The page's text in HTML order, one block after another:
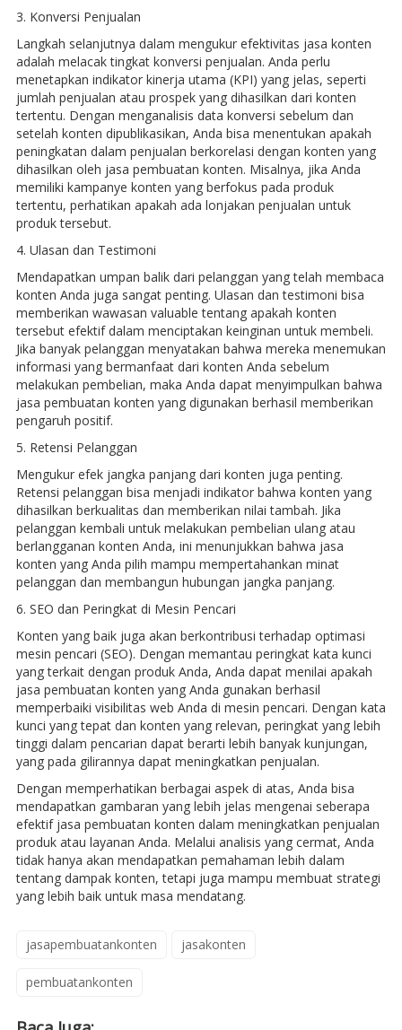
3. Konversi Penjualan
Langkah selanjutnya dalam mengukur efektivitas jasa konten
adalah melacak tingkat konversi penjualan. Anda perlu
menetapkan indikator kinerja utama (KPI) yang jelas, seperti
jumlah penjualan atau prospek yang dihasilkan dari konten
tertentu. Dengan menganalisis data konversi sebelum dan
setelah konten dipublikasikan, Anda bisa menentukan apakah
peningkatan dalam penjualan berkorelasi dengan konten yang
dihasilkan oleh jasa pembuatan konten. Misalnya, jika Anda
memiliki kampanye konten yang berfokus pada produk
tertentu, perhatikan apakah ada lonjakan penjualan untuk
produk tersebut.
4. Ulasan dan Testimoni
Mendapatkan umpan balik dari pelanggan yang telah membaca
konten Anda juga sangat penting. Ulasan dan testimoni bisa
memberikan wawasan valuable tentang apakah konten
tersebut efektif dalam menciptakan keinginan untuk membeli.
Jika banyak pelanggan menyatakan bahwa mereka menemukan
informasi yang bermanfaat dari konten Anda sebelum
melakukan pembelian, maka Anda dapat menyimpulkan bahwa
jasa pembuatan konten yang digunakan berhasil memberikan
pengaruh positif.
5. Retensi Pelanggan
Mengukur efek jangka panjang dari konten juga penting.
Retensi pelanggan bisa menjadi indikator bahwa konten yang
dihasilkan berkualitas dan memberikan nilai tambah. Jika
pelanggan kembali untuk melakukan pembelian ulang atau
berlangganan konten Anda, ini menunjukkan bahwa jasa
konten yang Anda pilih mampu mempertahankan minat
pelanggan dan membangun hubungan jangka panjang.
6. SEO dan Peringkat di Mesin Pencari
Konten yang baik juga akan berkontribusi terhadap optimasi
mesin pencari (SEO). Dengan memantau peringkat kata kunci
yang terkait dengan produk Anda, Anda dapat menilai apakah
jasa pembuatan konten yang Anda gunakan berhasil
memperbaiki visibilitas web Anda di mesin pencari. Dengan kata
kunci yang tepat dan konten yang relevan, peringkat yang lebih
tinggi dalam pencarian dapat berarti lebih banyak kunjungan,
yang pada gilirannya dapat meningkatkan penjualan.
Dengan memperhatikan berbagai aspek di atas, Anda bisa
mendapatkan gambaran yang lebih jelas mengenai seberapa
efektif jasa pembuatan konten dalam meningkatkan penjualan
produk atau layanan Anda. Melalui analisis yang cermat, Anda
tidak hanya akan mendapatkan pemahaman lebih dalam
tentang dampak konten, tetapi juga mampu membuat strategi
yang lebih baik untuk masa mendatang.
jasapembuatankonten jasakonten
pembuatankonten